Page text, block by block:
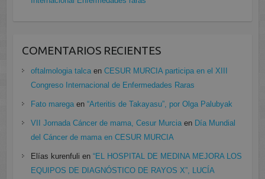
COMENTARIOS RECIENTES
oftalmologia talcaen CESUR MURCIA participa en el XIII
Congreso Internacional de Enfermedades Raras
Fato maregaen “Arteritis de Takayasu”, por Olga Palubyak
VII Jornada Cáncer de mama, Cesur Murciaen Día Mundial
del Cáncer de mama en CESUR MURCIA
Elías kurenfuli en “EL HOSPITAL DE MEDINA MEJORA LOS
EQUIPOS DE DIAGNÓSTICO DE RAYOS X”, LUCÍA